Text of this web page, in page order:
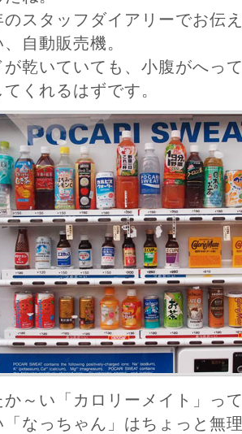
のスタッフダイアリーでお伝
自動販売機。
が乾いていても、小腹がへっ
くれるはずです。
か～い「カロリーメイト」っ
「なっちゃん」はちょっと無